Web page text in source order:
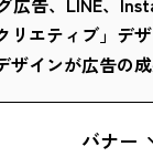
エティブ」デザ
インが広告の
バナー